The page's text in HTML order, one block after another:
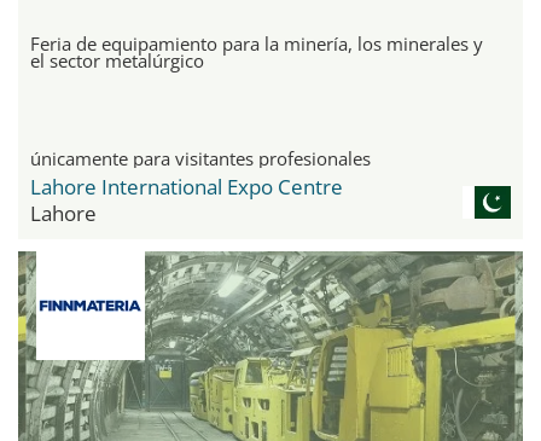
Feria de equipamiento para la minería, los minerales y
el sector metalúrgico
únicamente para visitantes profesionales
Lahore International Expo Centre
Lahore